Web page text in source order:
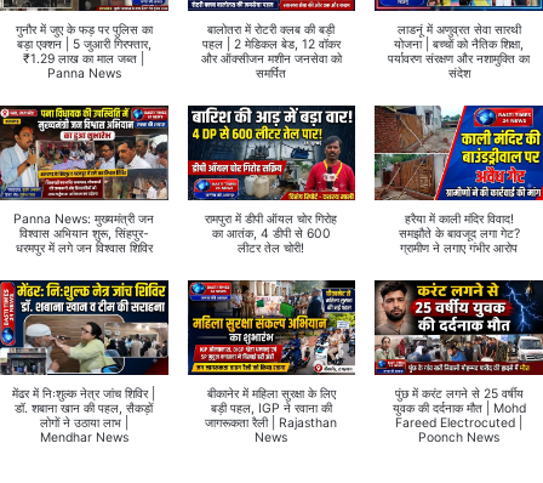
गुनौर में जुए के फड़ पर पुलिस का
बड़ा एक्शन | 5 जुआरी गिरफ्तार,
₹1.29 लाख का माल जब्त |
Panna News
बालोतरा में रोटरी क्लब की बड़ी
पहल | 2 मेडिकल बेड, 12 वॉकर
और ऑक्सीजन मशीन जनसेवा को
समर्पित
लाडनूं में अणुव्रत सेवा सारथी
योजना | बच्चों को नैतिक शिक्षा,
पर्यावरण संरक्षण और नशामुक्ति का
संदेश
Panna News: मुख्यमंत्री जन
विश्वास अभियान शुरू, सिंहपुर-
धरमपुर में लगे जन विश्वास शिविर
रामपुरा में डीपी ऑयल चोर गिरोह
का आतंक, 4 डीपी से 600
लीटर तेल चोरी!
हरैया में काली मंदिर विवाद!
समझौते के बावजूद लगा गेट?
ग्रामीण ने लगाए गंभीर आरोप
मेंढर में निःशुल्क नेत्र जांच शिविर |
डॉ. शबाना खान की पहल, सैकड़ों
लोगों ने उठाया लाभ |
Mendhar News
बीकानेर में महिला सुरक्षा के लिए
बड़ी पहल, IGP ने रवाना की
जागरूकता रैली | Rajasthan
News
पुंछ में करंट लगने से 25 वर्षीय
युवक की दर्दनाक मौत | Mohd
Fareed Electrocuted |
Poonch News